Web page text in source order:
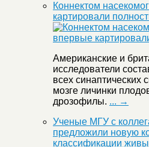
Коннектом
картировали
Американские и
исследователи
всех синаптических
мозге личинки
дрозофилы. ... →
Ученые МГУ с
предложили новую
классификации